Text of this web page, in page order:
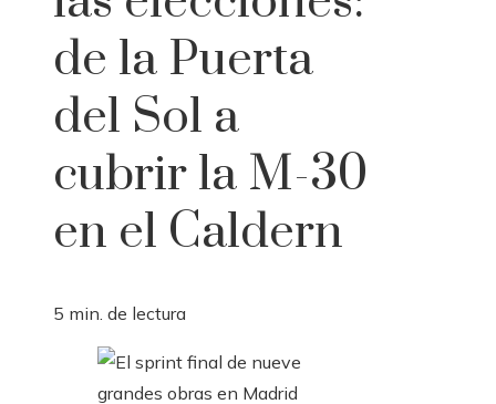
de la Puerta
del Sol a
cubrir la M-30
en el Caldern
5 min. de lectura